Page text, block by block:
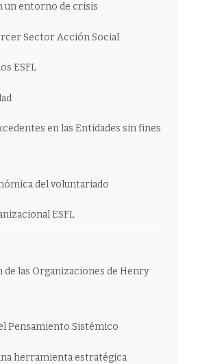
un entorno de crisis
Sector Acción Social
ESFL
en las Entidades sin fines
del voluntariado
ESFL
las Organizaciones de Henry
Pensamiento Sistémico
herramienta estratégica